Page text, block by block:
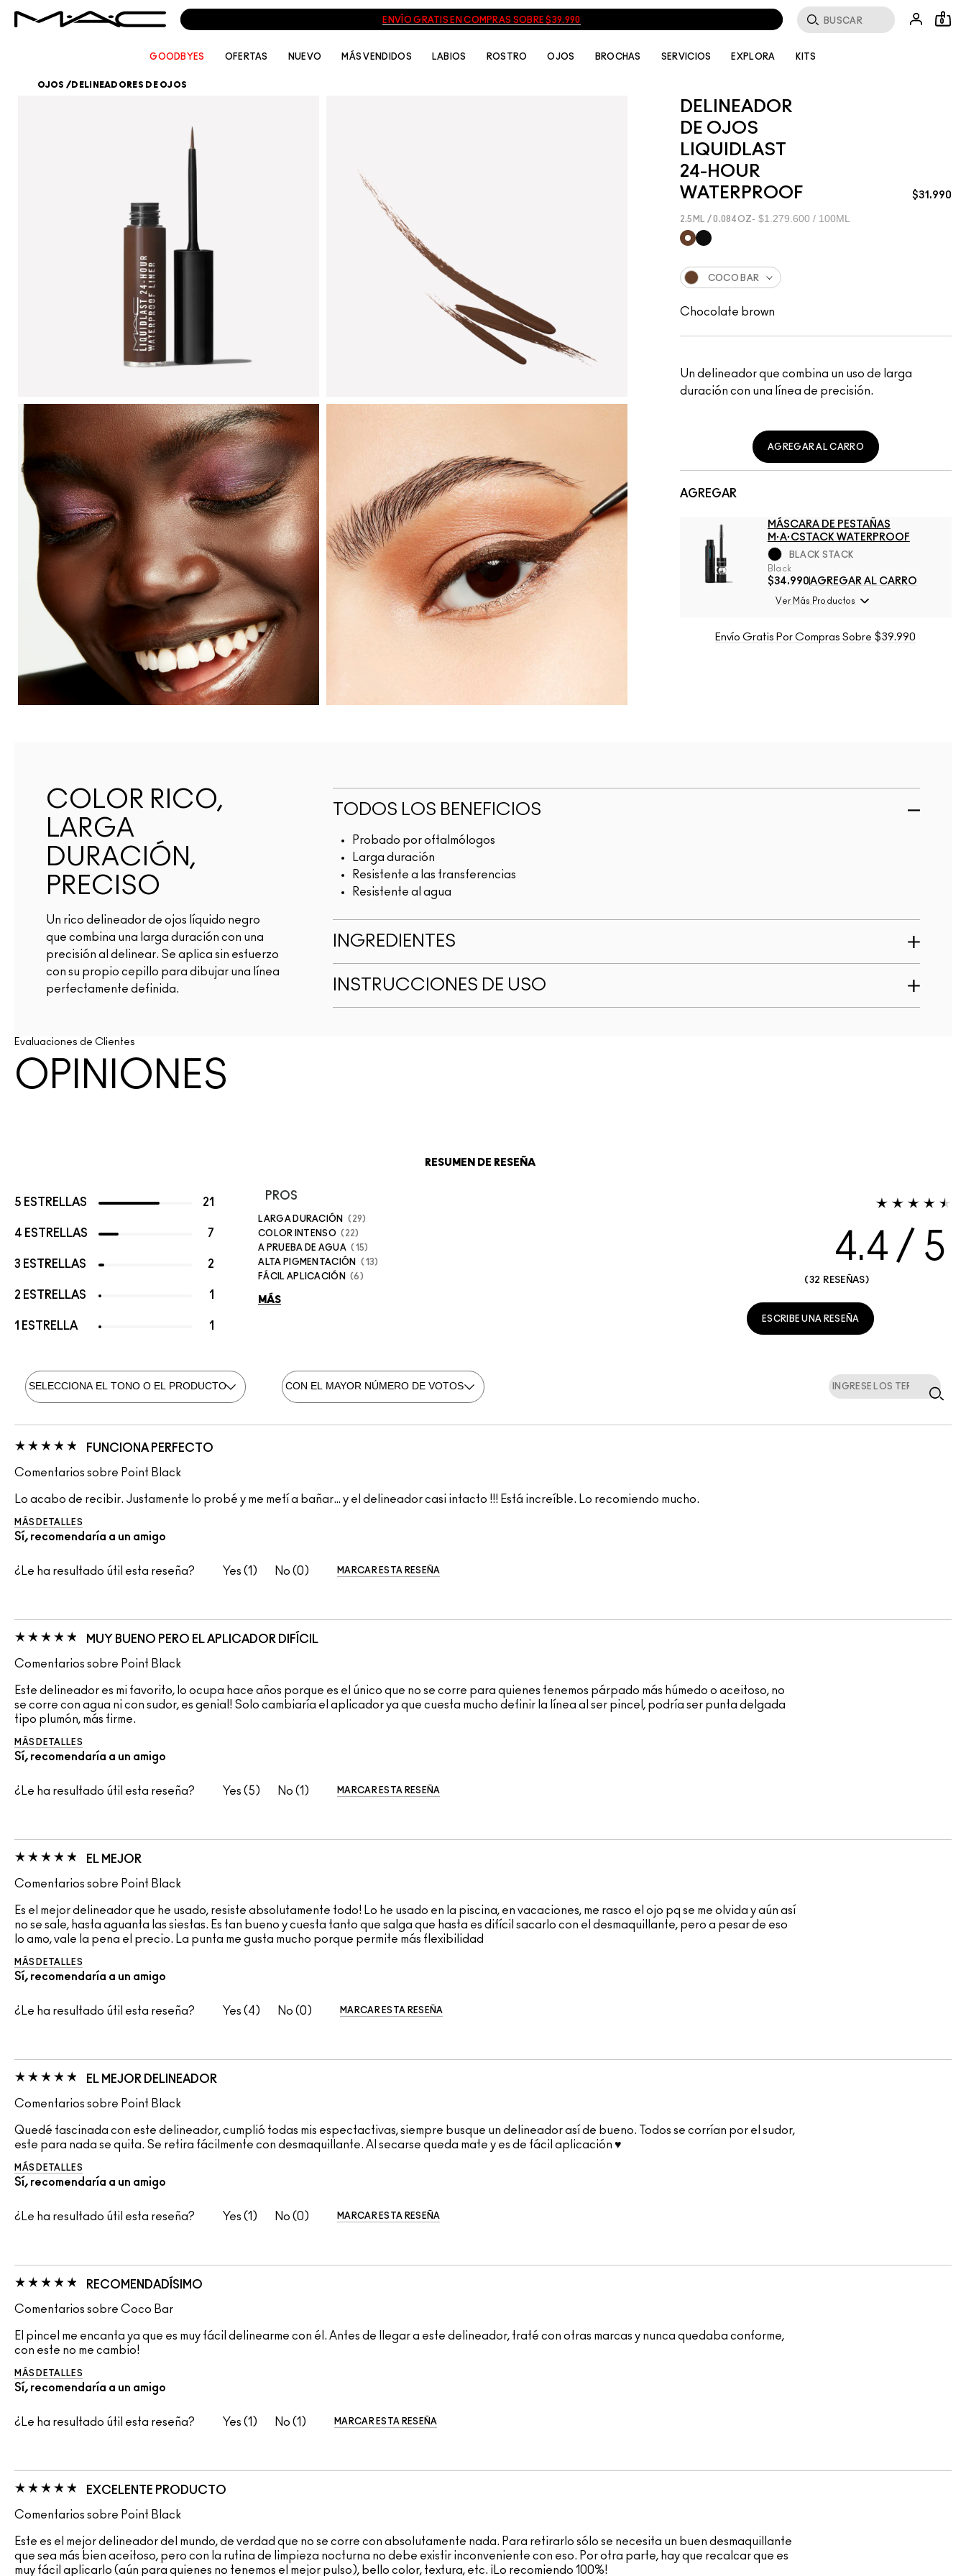
ENVÍO GRATIS EN COMPRAS SOBRE $39.990
Buscar
0
GOODBYES OFERTAS NUEVO MÁS VENDIDOS LABIOS ROSTRO OJOS BROCHAS SERVICIOS EXPLORA KITS
OJOS / DELINEADORES DE OJOS
DELINEADOR
DE OJOS
LIQUIDLAST
24-HOUR
WATERPROOF
$31.990
2.5ML / 0.084OZ $1.279.600 / 100ML
Un delineador que combina un uso de larga
duración con una línea de precisión.
COCO BAR
Chocolate brown
AGREGAR
MÁSCARA DE PESTAÑAS
M·A·CSTACK WATERPROOF
BLACK STACK
Black
$34.990AGREGAR AL CARRO
Ver Más Productos
AGREGAR AL CARRO
Envío Gratis Por Compras Sobre $39.990
COLOR RICO,
LARGA
DURACIÓN,
PRECISO
Un rico delineador de ojos líquido negro
que combina una larga duración con una
precisión al delinear. Se aplica sin esfuerzo
con su propio cepillo para dibujar una línea
perfectamente definida.
TODOS LOS BENEFICIOS
Probado por oftalmólogos
Larga duración
Resistente a las transferencias
Resistente al agua
INGREDIENTES
INSTRUCCIONES DE USO
Evaluaciones de Clientes
OPINIONES
RESUMEN DE RESEÑA
5 ESTRELLAS 21
4 ESTRELLAS 7
3 ESTRELLAS 2
2 ESTRELLAS 1
1 ESTRELLA 1
PROS
LARGA DURACIÓN
29
COLOR INTENSO
22
A PRUEBA DE AGUA
15
ALTA PIGMENTACIÓN
13
FÁCIL APLICACIÓN
6
MÁS
4.4
32 RESEÑAS
ESCRIBE UNA RESEÑA
FUNCIONA PERFECTO
Comentarios sobre Point Black
Lo acabo de recibir. Justamente lo probé y me metí a bañar… y el delineador casi intacto !!! Está increíble. Lo recomiendo mucho.
MÁS DETALLES
Sí, recomendaría a un amigo
¿Le ha resultado útil esta reseña? 1 0 MARCAR ESTA RESEÑA
MUY BUENO PERO EL APLICADOR DIFÍCIL
Comentarios sobre Point Black
Este delineador es mi favorito, lo ocupa hace años porque es el único que no se corre para quienes tenemos párpado más húmedo o aceitoso, no
se corre con agua ni con sudor, es genial! Solo cambiaría el aplicador ya que cuesta mucho definir la línea al ser pincel, podría ser punta delgada
tipo plumón, más firme.
MÁS DETALLES
Sí, recomendaría a un amigo
¿Le ha resultado útil esta reseña? 5 1 MARCAR ESTA RESEÑA
EL MEJOR
Comentarios sobre Point Black
Es el mejor delineador que he usado, resiste absolutamente todo! Lo he usado en la piscina, en vacaciones, me rasco el ojo pq se me olvida y aún así
no se sale, hasta aguanta las siestas. Es tan bueno y cuesta tanto que salga que hasta es difícil sacarlo con el desmaquillante, pero a pesar de eso
lo amo, vale la pena el precio. La punta me gusta mucho porque permite más flexibilidad
MÁS DETALLES
Sí, recomendaría a un amigo
¿Le ha resultado útil esta reseña? 4 0 MARCAR ESTA RESEÑA
EL MEJOR DELINEADOR
Comentarios sobre Point Black
Quedé fascinada con este delineador, cumplió todas mis espectactivas, siempre busque un delineador así de bueno. Todos se corrían por el sudor,
este para nada se quita. Se retira fácilmente con desmaquillante. Al secarse queda mate y es de fácil aplicación ♥️
MÁS DETALLES
Sí, recomendaría a un amigo
¿Le ha resultado útil esta reseña? 1 0 MARCAR ESTA RESEÑA
RECOMENDADÍSIMO
Comentarios sobre Coco Bar
El pincel me encanta ya que es muy fácil delinearme con él. Antes de llegar a este delineador, traté con otras marcas y nunca quedaba conforme,
con este no me cambio!
MÁS DETALLES
Sí, recomendaría a un amigo
¿Le ha resultado útil esta reseña? 1 1 MARCAR ESTA RESEÑA
EXCELENTE PRODUCTO
Comentarios sobre Point Black
Este es el mejor delineador del mundo, de verdad que no se corre con absolutamente nada. Para retirarlo sólo se necesita un buen desmaquillante
que sea más bien aceitoso, pero con la rutina de limpieza nocturna no debe existir inconveniente con eso. Por otra parte, hay que recalcar que es
muy fácil aplicarlo (aún para quienes no tenemos el mejor pulso), bello color, textura, etc. ¡Lo recomiendo 100%!